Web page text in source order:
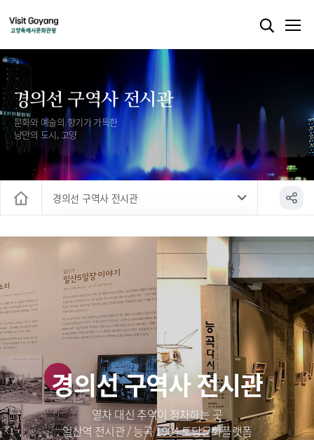
경의선 구역사 전시관
문화와 예술의 향기가 가득한
낭만의 도시, 고양
경의선 구역사 전시관
중남미문화원
사이버 전시공간
경의선 구역사 전시관
열차 대신 추억이 정차하는 곳
일산역 전시관 / 능곡 1904 토당문화플랫폼